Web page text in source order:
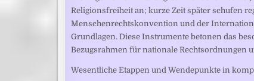
Religionsfreiheit an; kurze Zeit später schufen
Menschenrechtskonvention und der
Grundlagen. Diese Instrumente betonen das
Bezugsrahmen für nationale Rechtsordnungen
Wesentliche Etappen und Wendepunkte in